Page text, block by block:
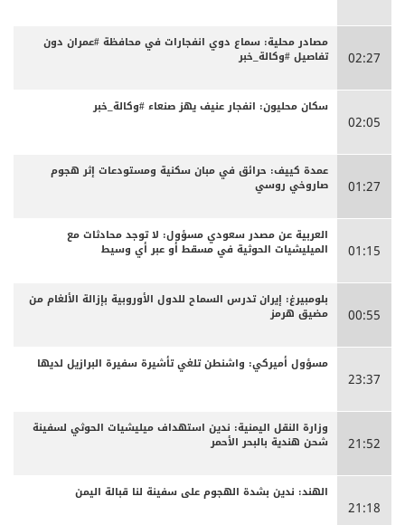
02:27
مصادر محلية: سماع دوي انفجارات في محافظة #عمران دون
تفاصيل #وكالة_خبر
02:05
سكان محليون: انفجار عنيف يهز صنعاء #وكالة_خبر
01:27
عمدة كييف: حرائق في مبان سكنية ومستودعات إثر هجوم
صاروخي روسي
01:15
العربية عن مصدر سعودي مسؤول: لا توجد محادثات مع
الميليشيات الحوثية في مسقط أو عبر أي وسيط
00:55
بلومبيرغ: إيران تدرس السماح للدول الأوروبية بإزالة الألغام من
مضيق هرمز
23:37
مسؤول أميركي: واشنطن تلغي تأشيرة سفيرة البرازيل لديها
21:52
وزارة النقل اليمنية: ندين استهداف ميليشيات الحوثي لسفينة
شحن هندية بالبحر الأحمر
21:18
الهند: ندين بشدة الهجوم على سفينة لنا قبالة اليمن